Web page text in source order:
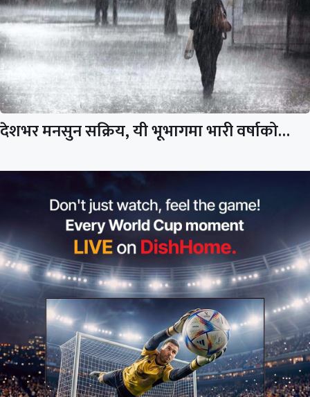
देशभर मनसुन सक्रिय, यी भूभागमा भारी वर्षाको…